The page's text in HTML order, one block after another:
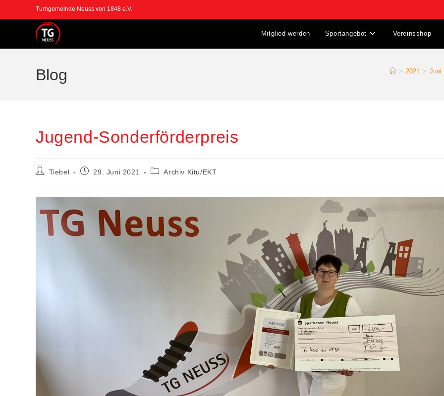
Turngemeinde Neuss von 1848 e.V.
Mitglied werden Sportangebot Vereinsshop
Blog > 2021 > Juni
Jugend-Sonderförderpreis
Tiebel 29. Juni 2021 Archiv Kitu/EKT